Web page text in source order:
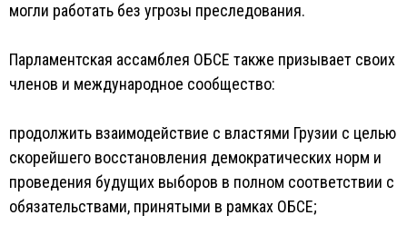
могли работать без угрозы преследования.
Парламентская ассамблея ОБСЕ также призывает своих
членов и международное сообщество:
продолжить взаимодействие с властями Грузии с целью
скорейшего восстановления демократических норм и
проведения будущих выборов в полном соответствии с
обязательствами, принятыми в рамках ОБСЕ;